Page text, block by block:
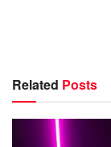
Related Posts